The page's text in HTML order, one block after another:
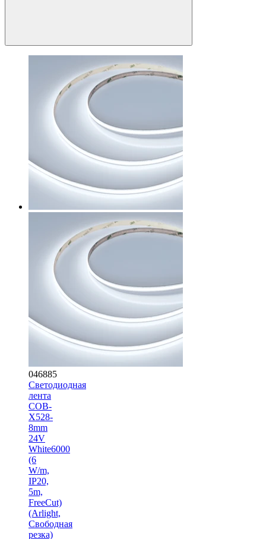
046885
Светодиодная
лента
COB-
X528-
8mm
24V
White6000
(6
W/m,
IP20,
5m,
FreeCut)
(Arlight,
Свободная
резка)